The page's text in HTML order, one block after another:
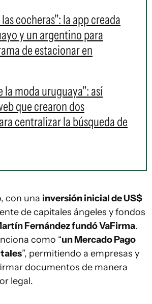
cocheras": la app creada
y un argentino para
de estacionar en
la moda uruguaya": así
que crearon dos
centralizar la búsqueda de
con una inversión inicial de US$
de capitales ángeles y fondos
Fernández fundó VaFirma.
como “un Mercado Pago
”, permitiendo a empresas y
documentos de manera
legal.